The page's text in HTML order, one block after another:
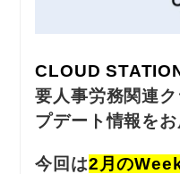
CLOUD
要人事労務関連
プデート情報を
今回は2月の